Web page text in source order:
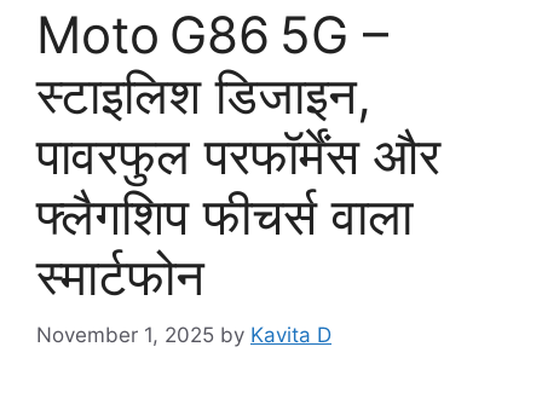
Moto G86 5G –
स्टाइलिश डिजाइन,
पावरफुल परफॉर्मेंस और
फ्लैगशिप फीचर्स वाला
स्मार्टफोन
November 1, 2025 by Kavita D